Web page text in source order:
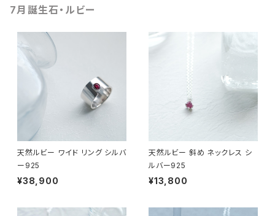
7月誕生石・ルビー
天然ルビー ワイド リング シルバ
ー925
¥38,900
天然ルビー 斜め ネックレス シ
ルバー925
¥13,800